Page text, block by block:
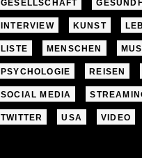
GESELLSCHAFT
INTERVIEW KUNST
LISTE MENSCHEN
PSYCHOLOGIE REISEN
SOCIAL MEDIA
TWITTER USA VIDEO